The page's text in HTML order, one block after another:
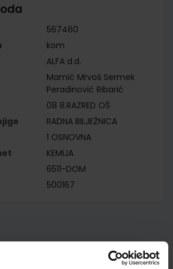
567460
kom
ALFA d.d.
Mamić Mrvoš Sermek
Peradinović Ribarić
08 8.RAZRED OŠ
RADNA BILJEŽNICA
1 OSNOVNA
KEMIJA
6511-DOM
500167
biraju..